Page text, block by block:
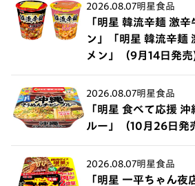
2026.08.07明星食品
「明星 韓流辛麺 激
ン」「明星 韓流辛麺
メン」（9月14日発売
2026.08.07明星食品
「明星 食べて応援
ルー」（10月26日発
2026.08.07明星食品
「明星 一平ちゃん夜